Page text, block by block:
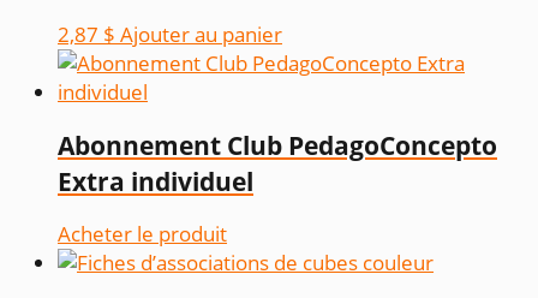
2,87 $ Ajouter au panier
Abonnement Club PedagoConcepto
Extra individuel
Acheter le produit